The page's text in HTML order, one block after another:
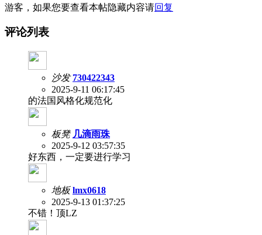
游客，如果您要查看本帖隐藏内容请回复
评论列表
沙发 730422343
2025-9-11 06:17:45
的法国风格化规范化
板凳 几滴雨珠
2025-9-12 03:57:35
好东西，一定要进行学习
地板 lmx0618
2025-9-13 01:37:25
不错！顶LZ